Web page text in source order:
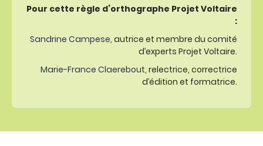
Pour cette règle d’orthographe Projet Voltaire
:
Sandrine Campese, autrice et membre du comité
d’experts Projet Voltaire.
Marie-France Claerebout, relectrice, correctrice
d’édition et formatrice.